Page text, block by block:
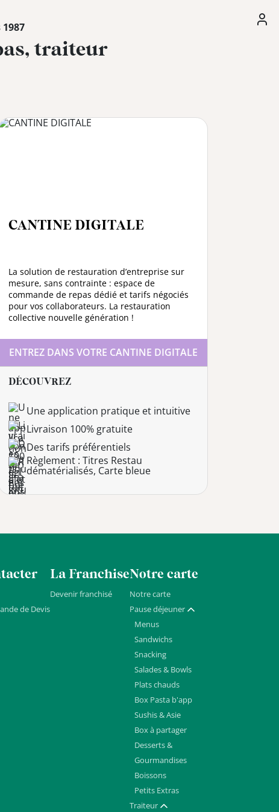
traiteur
CANTINE DIGITALE
La solution de restauration d’entreprise sur
mesure, sans contrainte : espace de
commande de repas dédié et tarifs négociés
pour vos collaborateurs. La restauration
collective nouvelle génération !
ENTREZ DANS VOTRE CANTINE DIGITALE
DÉCOUVREZ
Une application pratique et intuitive
Livraison 100% gratuite
Des tarifs préférentiels
Règlement : Titres Restau
dématérialisés, Carte bleue
de Devis
La Franchise
Devenir franchisé
Notre carte
Notre carte
Pause déjeuner Afficher / masquer
Menus
Sandwichs
Snacking
Salades & Bowls
Plats chauds
Box Pasta b'app
Sushis & Asie
Box à partager
Desserts &
Gourmandises
Boissons
Petits Extras
Traiteur